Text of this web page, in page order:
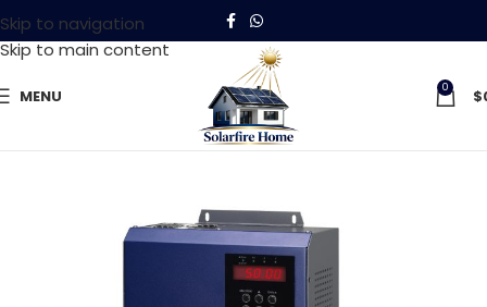
Skip to navigation
Skip to main content
MENU 0 $